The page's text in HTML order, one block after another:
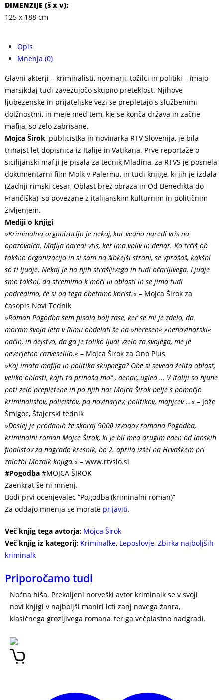
DIMENZIJE (š x v):
125 x 188 cm
Opis
Mnenja (0)
Glavni akterji – kriminalisti, novinarji, tožilci in politiki – imajo
marsikdaj tudi zavezujočo skupno preteklost. Njihove
ljubezenske in prijateljske vezi se prepletajo s službenimi
dolžnostmi, in meje med tem, kje se konča država in začne
mafija, so zelo zabrisane.
Mojca Širok, publicistka in novinarka RTV Slovenija, je bila
trinajst let dopisnica iz Italije in Vatikana. Prve reportaže o
sicilijanski mafiji je pisala za tednik Mladina, za RTVS je posnela
dokumentarni film Molk v Palermu, in tudi knjige, ki jih je izdala
(Zadnji rimski cesar, Oblast brez obraza in Od Benedikta do
Frančiška), so povezane z italijanskim kulturnim in političnim
življenjem.
Mediji o knjigi
»Kriminalna organizacija je nekaj, kar vedno naredi vtis na
opazovalca. Mafija naredi vtis, ker ima vpliv in denar. Ko trčiš ob
takšno organizacijo in si sam na šibkejši strani, se vprašaš, kakšni
so ti ljudje. Nekaj je na njih strašljivega in tudi očarljivega. Ljudje
smo takšni, da stremimo k moči in oblasti in se jima tudi
podredimo, če si od tega obetamo korist.« – Mojca Širok za
časopis Novi Tednik
»Roman Pogodba sem pisala bolj zase, ker se mi je zdelo, da
moram svoja leta v Rimu obdelati še na »neresen« »nenovinarski«
način, in dejstvo, da ga je toliko ljudi vzelo za svojega, me je
neverjetno razveselilo.« – Mojca Širok za Ono Plus
»Kaj imata mafija in politika skupnega? Obe si seveda želita oblast,
veliko oblasti, kajti ta prinaša moč , denar, ugled … V Italiji so njune
poti zelo prepletene in po njih nas Mojca Širok pelje s pomočjo
kriminalistov, policistov, pa novinarjev, politikov, mafijcev …« – Jože
Šmigoc, Štajerski tednik
​»Doslej je prodanih že skoraj 9000 izvodov romana Pogodba,
kriminalni roman Mojce Širok, ki je bil med drugim eden od lanskih
finalistov za nagrado kresnik, bo 2. aprila izšel na Hrvaškem pri
založbi Mozaik knjiga.« – www.rtvslo.si
#Pogodba #MOJCA ŠIROK
Zaenkrat še ni mnenj.
Bodi prvi ocenjevalec “Pogodba (kriminalni roman)”
Za oddajo mnenja se morate prijaviti.
Več knjig tega avtorja: Mojca Širok
Več knjig iz kategorij: Kriminalke, Leposlovje, Zbirka najboljših
kriminalk
Priporočamo tudi
Nočna hiša. Prekaljeni norveški avtor kriminalk se v svoji
novi knjigi v najboljši maniri loti zanj novega žanra,
klasičnega grozljivega romana, ter ga večplastno nadgradi.